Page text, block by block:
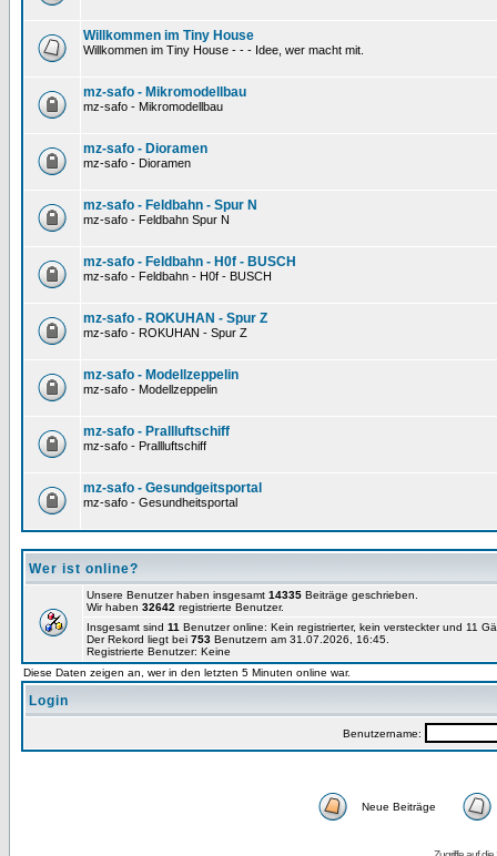
Willkommen im Tiny House
Willkommen im Tiny House - - - Idee, wer macht mit.
mz-safo - Mikromodellbau
mz-safo - Mikromodellbau
mz-safo - Dioramen
mz-safo - Dioramen
mz-safo - Feldbahn - Spur N
mz-safo - Feldbahn Spur N
mz-safo - Feldbahn - H0f - BUSCH
mz-safo - Feldbahn - H0f - BUSCH
mz-safo - ROKUHAN - Spur Z
mz-safo - ROKUHAN - Spur Z
mz-safo - Modellzeppelin
mz-safo - Modellzeppelin
mz-safo - Prallluftschiff
mz-safo - Prallluftschiff
mz-safo - Gesundgeitsportal
mz-safo - Gesundheitsportal
Wer ist online?
Unsere Benutzer haben insgesamt 14335 Beiträge geschrieben.
Wir haben 32642 registrierte Benutzer.
Insgesamt sind 11 Benutzer online: Kein registrierter, kein versteckter und 11
Der Rekord liegt bei 753 Benutzern am 31.07.2026, 16:45.
Registrierte Benutzer: Keine
Diese Daten zeigen an, wer in den letzten 5 Minuten online war.
Login
Benutzername:
Neue Beiträge